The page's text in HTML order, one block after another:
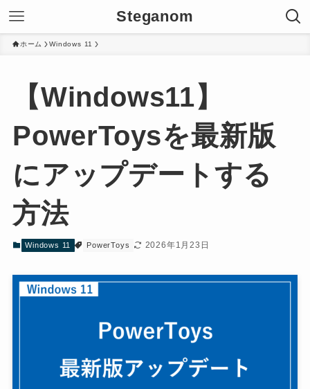
Steganom
ホーム Windows 11
【Windows11】
PowerToysを最新版
にアップデートする
方法
Windows 11 PowerToys 2026年1月23日